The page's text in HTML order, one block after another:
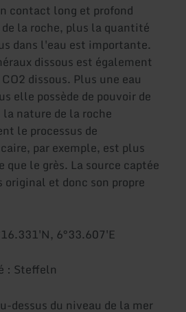
contact long et profond
la roche, plus la quantité
dans l'eau est importante.
dissous est également
dissous. Plus une eau
elle possède de pouvoir de
nature de la roche
le processus de
par exemple, est plus
le grès. La source captée
original et donc son propre
6°33.607'E
: Steffeln
dessus du niveau de la mer